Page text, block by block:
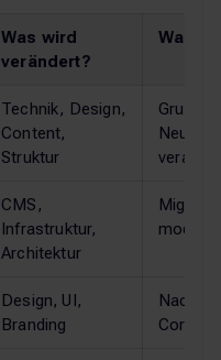
Was wird
verändert?
Wann
Technik, Design,
Content,
Struktur
CMS,
Infrastruktur,
Architektur
Design, UI,
Branding
Nach